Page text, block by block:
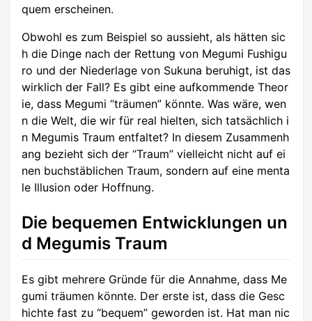
quem erscheinen.
Obwohl es zum Beispiel so aussieht, als hätten sic
h die Dinge nach der Rettung von Megumi Fushigu
ro und der Niederlage von Sukuna beruhigt, ist das
wirklich der Fall? Es gibt eine aufkommende Theor
ie, dass Megumi “träumen” könnte. Was wäre, wen
n die Welt, die wir für real hielten, sich tatsächlich i
n Megumis Traum entfaltet? In diesem Zusammenh
ang bezieht sich der “Traum” vielleicht nicht auf ei
nen buchstäblichen Traum, sondern auf eine menta
le Illusion oder Hoffnung.
Die bequemen Entwicklungen un
d Megumis Traum
Es gibt mehrere Gründe für die Annahme, dass Me
gumi träumen könnte. Der erste ist, dass die Gesc
hichte fast zu “bequem” geworden ist. Hat man nic